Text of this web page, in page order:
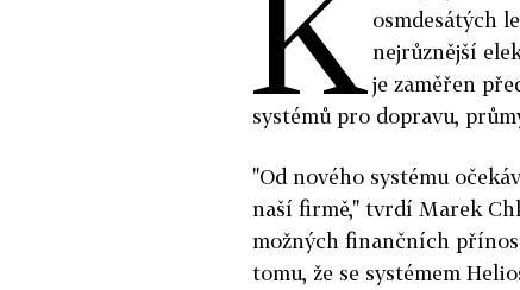
osmdesátých
nejrůznější
je zaměřen
systémů pro dopravu,
"Od nového systému
naší firmě," tvrdí Marek
možných finančních
tomu, že se systémem